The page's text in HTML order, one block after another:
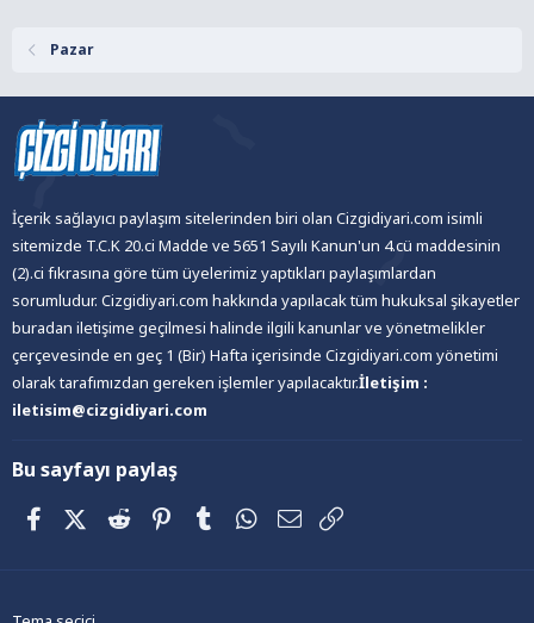
Pazar
İçerik sağlayıcı paylaşım sitelerinden biri olan Cizgidiyari.com isimli
sitemizde T.C.K 20.ci Madde ve 5651 Sayılı Kanun'un 4.cü maddesinin
(2).ci fıkrasına göre tüm üyelerimiz yaptıkları paylaşımlardan
sorumludur. Cizgidiyari.com hakkında yapılacak tüm hukuksal şikayetler
buradan iletişime geçilmesi halinde ilgili kanunlar ve yönetmelikler
çerçevesinde en geç 1 (Bir) Hafta içerisinde Cizgidiyari.com yönetimi
olarak tarafımızdan gereken işlemler yapılacaktır.İletişim :
iletisim@cizgidiyari.com
Bu sayfayı paylaş
FacebookX (Twitter)
Reddit PinterestTumblrWhatsApp
E-posta